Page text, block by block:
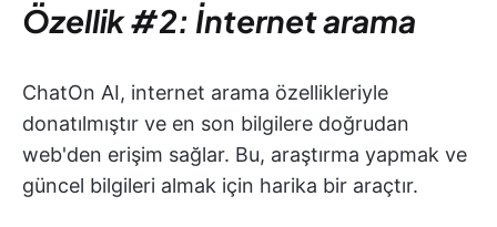
Özellik #2: İnternet arama
ChatOn AI, internet arama özellikleriyle
donatılmıştır ve en son bilgilere doğrudan
web'den erişim sağlar. Bu, araştırma yapmak ve
güncel bilgileri almak için harika bir araçtır.